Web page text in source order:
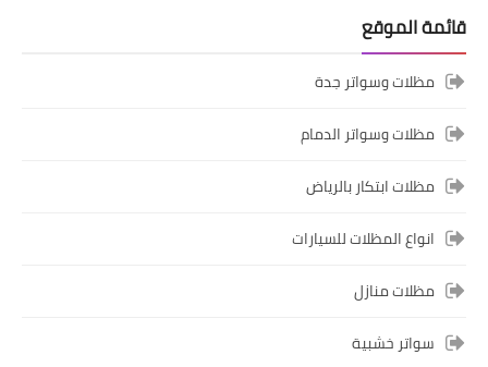
قائمة الموقع
مظلات وسواتر جدة
مظلات وسواتر الدمام
مظلات ابتكار بالرياض
انواع المظلات للسيارات
مظلات منازل
سواتر خشبية